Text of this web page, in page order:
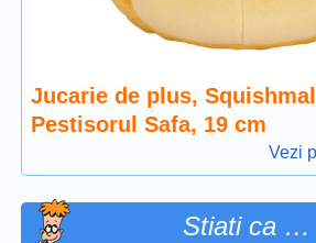
Jucarie de plus,
Pestisorul Safa, 19 cm
Vezi
Stiati ca …